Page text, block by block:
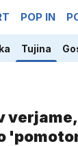
POP IN
Tujina